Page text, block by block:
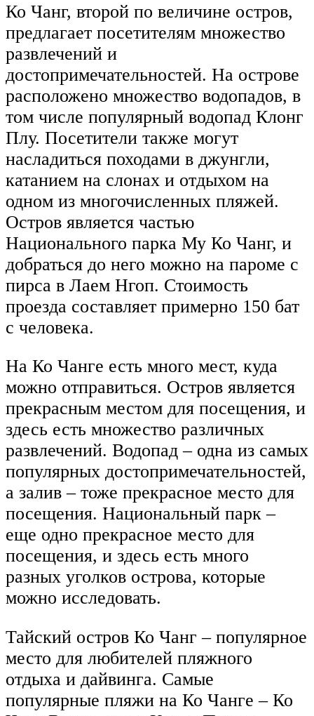
Ко Чанг, второй по величине остров,
предлагает посетителям множество
развлечений и
достопримечательностей. На острове
расположено множество водопадов, в
том числе популярный водопад Клонг
Плу. Посетители также могут
насладиться походами в джунгли,
катанием на слонах и отдыхом на
одном из многочисленных пляжей.
Остров является частью
Национального парка Му Ко Чанг, и
добраться до него можно на пароме с
пирса в Лаем Нгоп. Стоимость
проезда составляет примерно 150 бат
с человека.
На Ко Чанге есть много мест, куда
можно отправиться. Остров является
прекрасным местом для посещения, и
здесь есть множество различных
развлечений. Водопад – одна из самых
популярных достопримечательностей,
а залив – тоже прекрасное место для
посещения. Национальный парк –
еще одно прекрасное место для
посещения, и здесь есть много
разных уголков острова, которые
можно исследовать.
Тайский остров Ко Чанг – популярное
место для любителей пляжного
отдыха и дайвинга. Самые
популярные пляжи на Ко Чанге – Ко